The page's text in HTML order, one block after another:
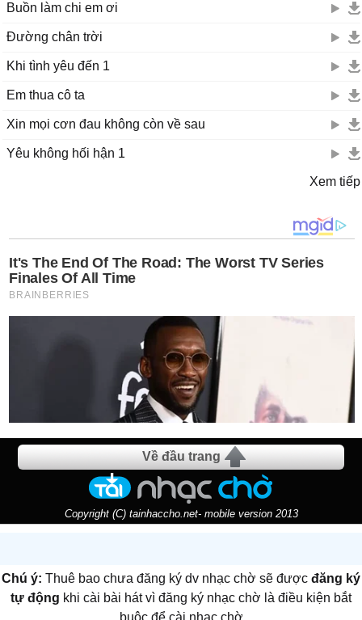
Buồn làm chi em ơi
Đường chân trời
Khi tình yêu đến 1
Em thua cô ta
Xin mọi cơn đau không còn về sau
Yêu không hối hận 1
Xem tiếp
Về đầu trang
Copyright (C) tainhaccho.net- mobile version 2013
Chú ý: Thuê bao chưa đăng ký dv nhạc chờ sẽ được đăng ký
tự động khi cài bài hát vì đăng ký nhạc chờ là điều kiện bắt
buộc để cài nhạc chờ